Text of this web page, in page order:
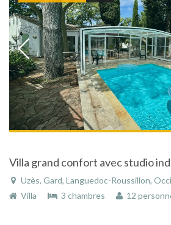
Uzès, Gard, Languedoc-Roussillon,
Villa
3 chambres 12